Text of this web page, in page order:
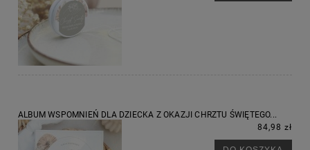
ALBUM WSPOMNIEŃ DLA DZIECKA Z OKAZJI CHRZTU ŚWIĘTEGO...
84,98 zł